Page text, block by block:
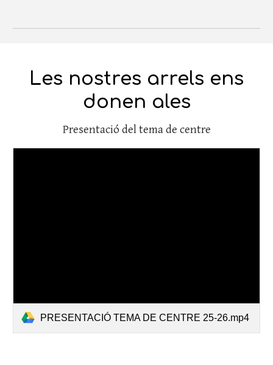
Les nostres arrels ens
donen ales
Presentació del tema de centre
PRESENTACIÓ TEMA DE CENTRE 25-26.mp4